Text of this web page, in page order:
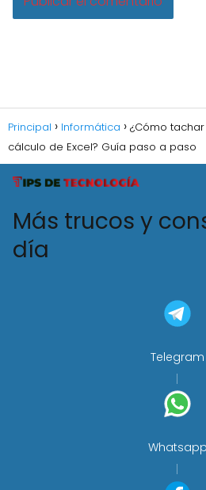
Principal Informática
¿Cómo
cálculo de Excel? Guía paso a paso
Más trucos y
día
Telegram
Whatsapp